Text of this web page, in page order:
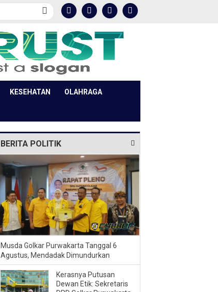
KESEHATAN OLAHRAGA
BERITA POLITIK
Musda Golkar Purwakarta Tanggal 6
Agustus, Mendadak Dimundurkan
Kerasnya Putusan
Dewan Etik: Sekretaris